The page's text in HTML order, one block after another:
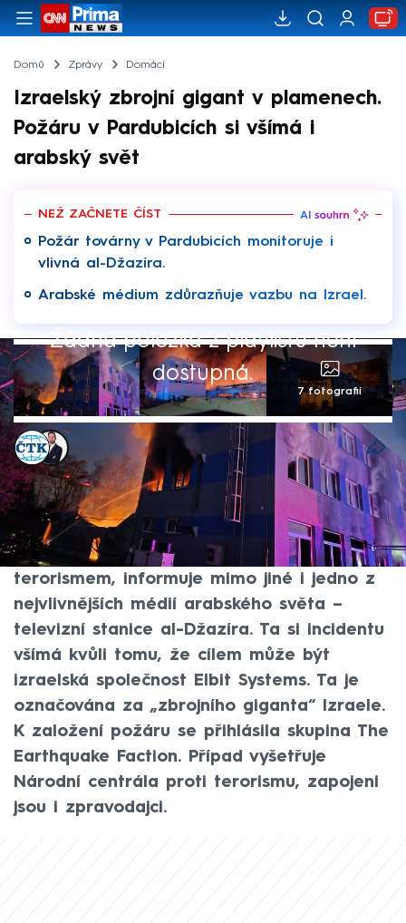
Domů Zprávy Domácí
Izraelský zbrojní gigant v plamenech.
Požáru v Pardubicích si všímá i
arabský svět
NEŽ ZAČNETE ČÍST
Požár továrny v Pardubicích monitoruje i
vlivná al-Džazíra.
Arabské médium zdůrazňuje vazbu na Izrael.
Žádná položka z playlistu není
dostupná.
7 fotografií
ČTK
Tomáš Kačmár
Akt. 20. bře 2026, 17:39
• 20. bře 2026, 14:08
O požáru v průmyslovém areálu v
Pardubicích, který podle ministra vnitra
Lubomíra Metnara (ANO) nejspíš souvisí s
terorismem, informuje mimo jiné i jedno z
nejvlivnějších médií arabského světa –
televizní stanice al-Džazíra. Ta si incidentu
všímá kvůli tomu, že cílem může být
izraelská společnost Elbit Systems. Ta je
označována za „zbrojního giganta“ Izraele.
K založení požáru se přihlásila skupina The
Earthquake Faction. Případ vyšetřuje
Národní centrála proti terorismu, zapojeni
jsou i zpravodajci.